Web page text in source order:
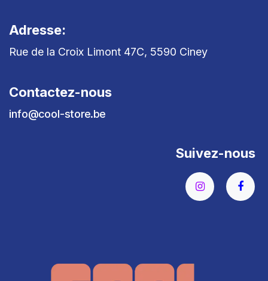
Adresse:
Rue de la Croix Limont 47C, 5590 Ciney
Contactez-nous
info@cool-store.be
Suivez-nous